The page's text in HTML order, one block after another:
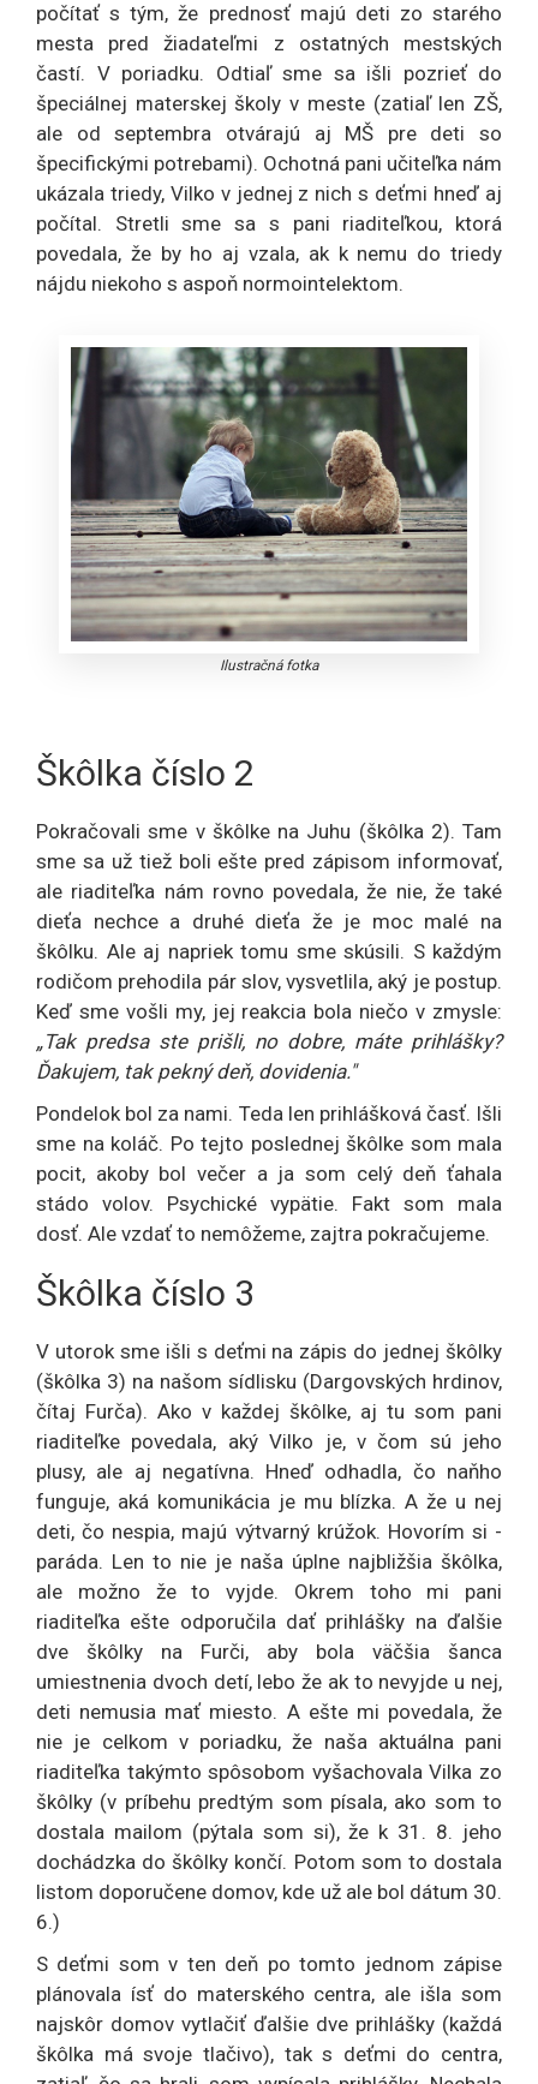
počítať s tým, že prednosť majú deti zo starého
mesta pred žiadateľmi z ostatných mestských
častí. V poriadku. Odtiaľ sme sa išli pozrieť do
špeciálnej materskej školy v meste (zatiaľ len ZŠ,
ale od septembra otvárajú aj MŠ pre deti so
špecifickými potrebami). Ochotná pani učiteľka nám
ukázala triedy, Vilko v jednej z nich s deťmi hneď aj
počítal. Stretli sme sa s pani riaditeľkou, ktorá
povedala, že by ho aj vzala, ak k nemu do triedy
nájdu niekoho s aspoň normointelektom.
Ilustračná fotka
Škôlka číslo 2
Pokračovali sme v škôlke na Juhu (škôlka 2). Tam
sme sa už tiež boli ešte pred zápisom informovať,
ale riaditeľka nám rovno povedala, že nie, že také
dieťa nechce a druhé dieťa že je moc malé na
škôlku. Ale aj napriek tomu sme skúsili. S každým
rodičom prehodila pár slov, vysvetlila, aký je postup.
Keď sme vošli my, jej reakcia bola niečo v zmysle:
„Tak predsa ste prišli, no dobre, máte prihlášky?
Ďakujem, tak pekný deň, dovidenia."
Pondelok bol za nami. Teda len prihlášková časť. Išli
sme na koláč. Po tejto poslednej škôlke som mala
pocit, akoby bol večer a ja som celý deň ťahala
stádo volov. Psychické vypätie. Fakt som mala
dosť. Ale vzdať to nemôžeme, zajtra pokračujeme.
Škôlka číslo 3
V utorok sme išli s deťmi na zápis do jednej škôlky
(škôlka 3) na našom sídlisku (Dargovských hrdinov,
čítaj Furča). Ako v každej škôlke, aj tu som pani
riaditeľke povedala, aký Vilko je, v čom sú jeho
plusy, ale aj negatívna. Hneď odhadla, čo naňho
funguje, aká komunikácia je mu blízka. A že u nej
deti, čo nespia, majú výtvarný krúžok. Hovorím si -
paráda. Len to nie je naša úplne najbližšia škôlka,
ale možno že to vyjde. Okrem toho mi pani
riaditeľka ešte odporučila dať prihlášky na ďalšie
dve škôlky na Furči, aby bola väčšia šanca
umiestnenia dvoch detí, lebo že ak to nevyjde u nej,
deti nemusia mať miesto. A ešte mi povedala, že
nie je celkom v poriadku, že naša aktuálna pani
riaditeľka takýmto spôsobom vyšachovala Vilka zo
škôlky (v príbehu predtým som písala, ako som to
dostala mailom (pýtala som si), že k 31. 8. jeho
dochádzka do škôlky končí. Potom som to dostala
listom doporučene domov, kde už ale bol dátum 30.
6.)
S deťmi som v ten deň po tomto jednom zápise
plánovala ísť do materského centra, ale išla som
najskôr domov vytlačiť ďalšie dve prihlášky (každá
škôlka má svoje tlačivo), tak s deťmi do centra,